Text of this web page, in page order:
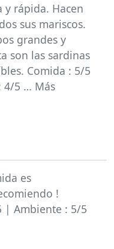
y rápida. Hacen
sus mariscos.
grandes y
son las sardinas
Comida : 5/5
4/5 … Más
es
!
| Ambiente : 5/5